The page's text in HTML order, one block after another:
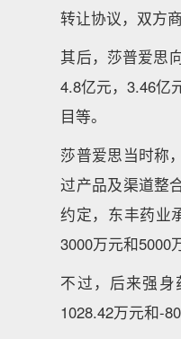
转让协议，双方
其后，莎普爱思
4.8亿元，3.46亿
目等。
莎普爱思当时称
过产品及渠道整
约定，东丰药业
3000万元和5000
不过，后来强身
1028.42万元和-